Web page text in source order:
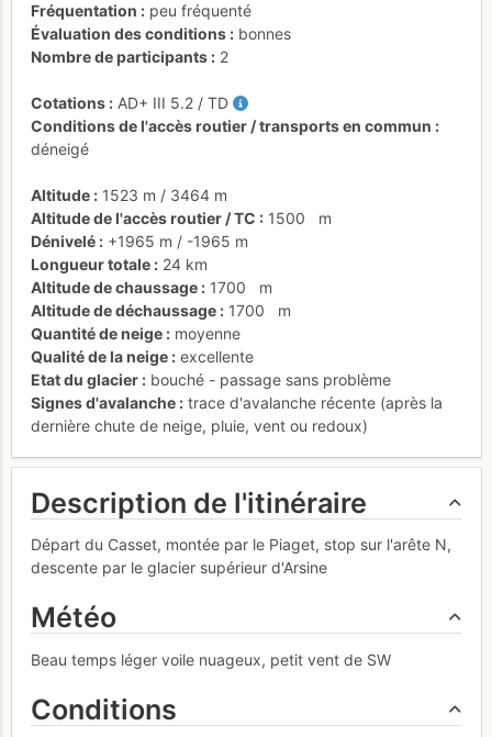
Fréquentation
peu fréquenté
Évaluation des conditions
bonnes
Nombre de participants
2
Cotations AD+ III 5.2 / TD
Conditions de l'accès routier / transports en commun
déneigé
Altitude 1523 m / 3464 m
Altitude de l'accès routier / TC
1500
m
Dénivelé
+1965 m / -1965 m
Longueur totale
24 km
Altitude de chaussage
1700
m
Altitude de déchaussage
1700
m
Quantité de neige
moyenne
Qualité de la neige
excellente
Etat du glacier
bouché - passage sans problème
Signes d'avalanche
trace d'avalanche récente (après la
dernière chute de neige, pluie, vent ou redoux)
Description de l'itinéraire
Départ du Casset, montée par le Piaget, stop sur l'arête N,
descente par le glacier supérieur d'Arsine
Météo
Beau temps léger voile nuageux, petit vent de SW
Conditions